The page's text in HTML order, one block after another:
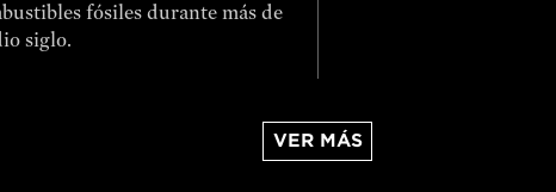
fósiles durante más de
siglo.
VER MÁS